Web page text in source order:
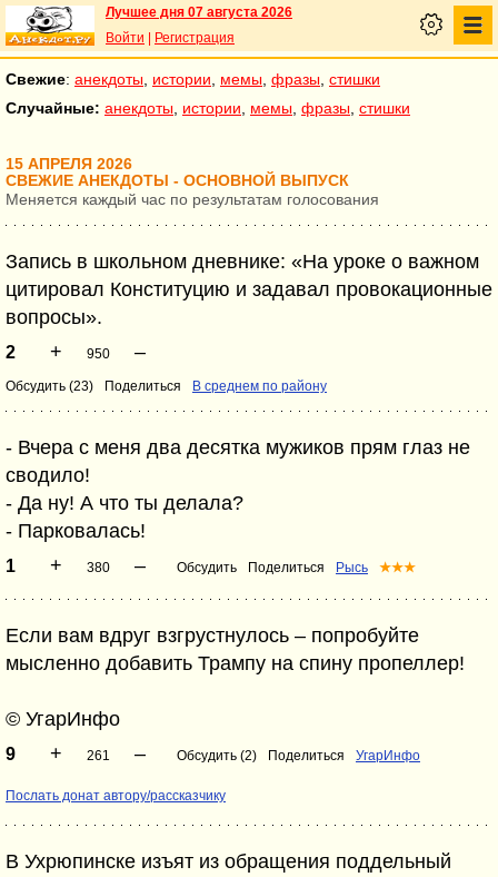
Лучшее дня 07 августа 2026
Войти
Регистрация
Свежие: анекдоты истории мемы фразы стишки
Случайные: анекдоты истории мемы фразы стишки
15 АПРЕЛЯ 2026
СВЕЖИЕ АНЕКДОТЫ - ОСНОВНОЙ ВЫПУСК
Меняется каждый час по результатам голосования
Запись в школьном дневнике: «На уроке о важном
цитировал Конституцию и задавал провокационные
вопросы».
2 + 950 –
Обсудить (23) Поделиться В среднем по району
- Вчера с меня два десятка мужиков прям глаз не
сводило!
- Да ну! А что ты делала?
- Парковалась!
1 + 380 – Обсудить Поделиться Рысь ★★★
Если вам вдруг взгрустнулось – попробуйте
мысленно добавить Трампу на спину пропеллер!
© УгарИнфо
9 + 261 – Обсудить (2) Поделиться УгарИнфо
Послать донат автору/рассказчику
В Ухрюпинске изъят из обращения поддельный